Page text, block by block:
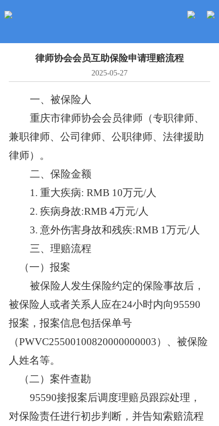
律师协会会员互助保险申请理赔流程
2025-05-27
一、被保险人
重庆市律师协会会员律师（专职律师、
兼职律师、公司律师、公职律师、法律援助
律师）。
二、保险金额
1. 重大疾病: RMB 10万元/人
2. 疾病身故:RMB 4万元/人
3. 意外伤害身故和残疾:RMB 1万元/人
三、理赔流程
（一）报案
被保险人发生保险约定的保险事故后，
被保险人或者关系人应在24小时内向95590
报案，报案信息包括保单号
（PWVC25500100820000000003）、被保险
人姓名等。
（二）案件查勘
95590接报案后调度理赔员跟踪处理，
对保险责任进行初步判断，并告知索赔流程